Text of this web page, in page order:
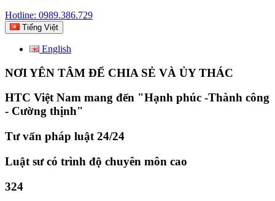
Hotline: 0989.386.729
Tiếng Việt
English
NƠI YÊN TÂM ĐỂ CHIA SẺ VÀ ỦY THÁC
HTC Việt Nam mang đến "Hạnh phúc -Thành công
- Cường thịnh"
Tư vấn pháp luật 24/24
Luật sư có trình độ chuyên môn cao
324